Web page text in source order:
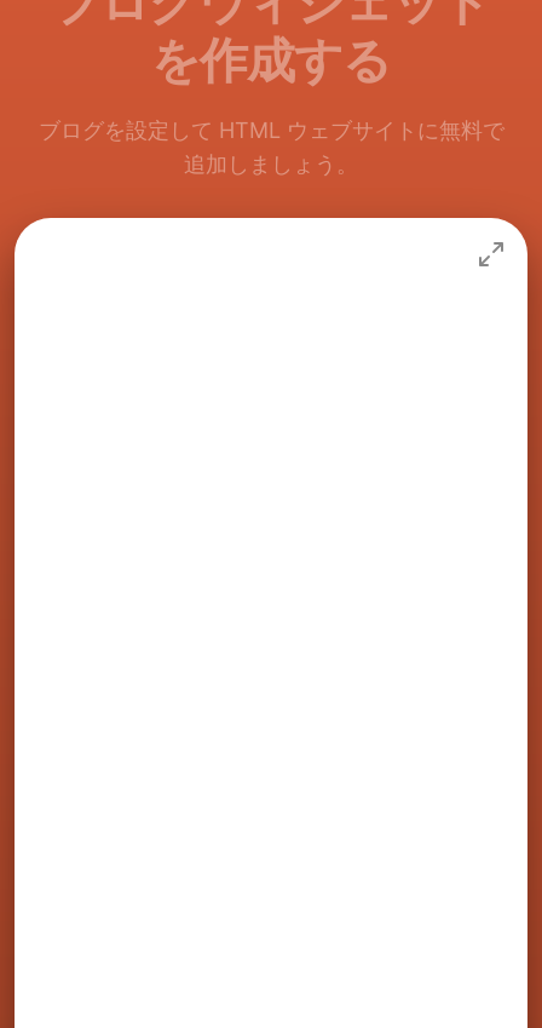
を作成する
ブログを設定して HTML ウェブサイトに無料で
追加しましょう。